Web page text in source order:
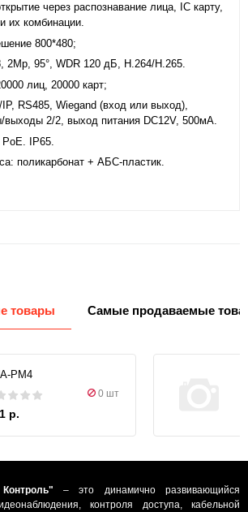
через распознавание лица, IC карту,
их комбинации.
800*480;
2Mp, 95°, WDR 120 дБ, H.264/H.265.
лиц, 20000 карт;
RS485, Wiegand (вход или выход),
выходы 2/2, выход питания DC12V, 500мА.
IP65.
поликарбонат + АБС-пластик.
товары Самые продаваемые
PM4
0 шт
р.
– это динамично развивающийся
контроля доступа, кабельной